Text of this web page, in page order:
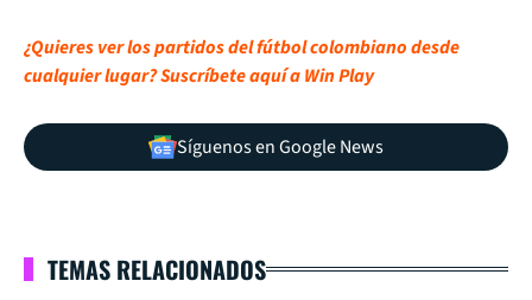
¿Quieres ver los partidos del fútbol colombiano desde
cualquier lugar? Suscríbete aquí a Win Play
Síguenos en Google News
TEMAS RELACIONADOS